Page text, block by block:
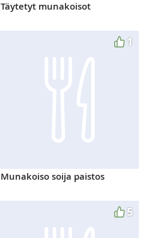
Täytetyt munakoisot
1
Munakoiso soija paistos
5